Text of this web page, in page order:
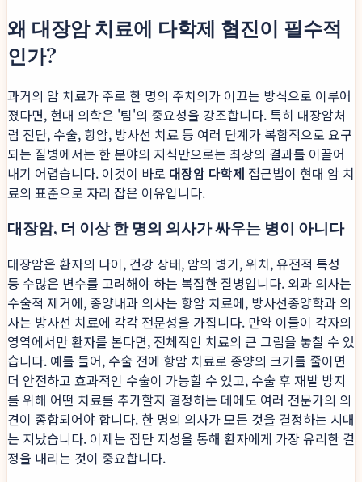
왜 대장암 치료에 다학제 협진이 필수적
인가?
과거의 암 치료가 주로 한 명의 주치의가 이끄는 방식으로 이루어
졌다면, 현대 의학은 '팀'의 중요성을 강조합니다. 특히 대장암처
럼 진단, 수술, 항암, 방사선 치료 등 여러 단계가 복합적으로 요구
되는 질병에서는 한 분야의 지식만으로는 최상의 결과를 이끌어
내기 어렵습니다. 이것이 바로 대장암 다학제 접근법이 현대 암 치
료의 표준으로 자리 잡은 이유입니다.
대장암, 더 이상 한 명의 의사가 싸우는 병이 아니다
대장암은 환자의 나이, 건강 상태, 암의 병기, 위치, 유전적 특성
등 수많은 변수를 고려해야 하는 복잡한 질병입니다. 외과 의사는
수술적 제거에, 종양내과 의사는 항암 치료에, 방사선종양학과 의
사는 방사선 치료에 각각 전문성을 가집니다. 만약 이들이 각자의
영역에서만 환자를 본다면, 전체적인 치료의 큰 그림을 놓칠 수 있
습니다. 예를 들어, 수술 전에 항암 치료로 종양의 크기를 줄이면
더 안전하고 효과적인 수술이 가능할 수 있고, 수술 후 재발 방지
를 위해 어떤 치료를 추가할지 결정하는 데에도 여러 전문가의 의
견이 종합되어야 합니다. 한 명의 의사가 모든 것을 결정하는 시대
는 지났습니다. 이제는 집단 지성을 통해 환자에게 가장 유리한 결
정을 내리는 것이 중요합니다.